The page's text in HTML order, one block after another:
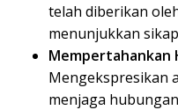
telah diberikan
menunjukkan
Mempertahankan
Mengekspresikan
menjaga